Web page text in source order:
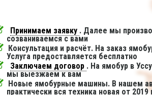
Принимаем заявку . Далее мы
созваниваемся с вами
Консультация и расчёт. На заказ
Услуга предоставляется бесплатно
Заключаем договор . На ямобур в
мы выезжаем к вам
Новые ямобурные машины. В нашем
практически вся техника новая от 2019